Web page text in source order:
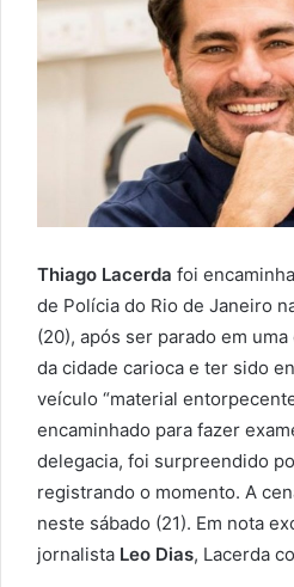
Thiago Lacerda foi
de Polícia do Rio de Janeiro
(20), após ser parado em
da cidade carioca e ter sido
veículo “material
encaminhado para fazer
delegacia, foi surpreendido
registrando o momento. A
neste sábado (21). Em nota
jornalista Leo Dias, Lacerda